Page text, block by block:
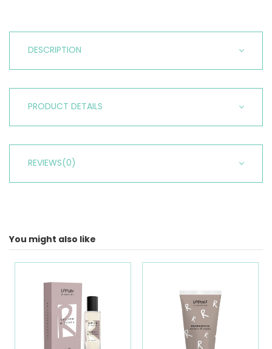
DESCRIPTION
PRODUCT DETAILS
REVIEWS(0)
You might also like